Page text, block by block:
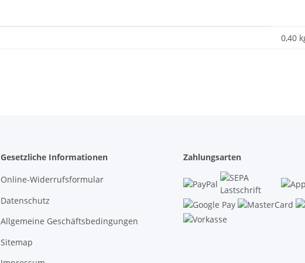
0,40
Gesetzliche Informationen
Online-Widerrufsformular
Datenschutz
Allgemeine Geschäftsbedingungen
Sitemap
Zahlungsarten